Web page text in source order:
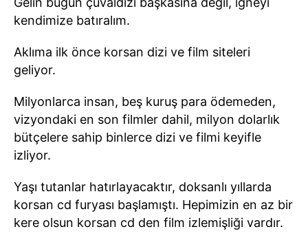
kendimize batıralım.
Aklıma ilk önce korsan dizi ve film siteleri
geliyor.
Milyonlarca insan, beş kuruş para ödemeden,
vizyondaki en son filmler dahil, milyon dolarlık
bütçelere sahip binlerce dizi ve filmi keyifle
izliyor.
Yaşı tutanlar hatırlayacaktır, doksanlı yıllarda
korsan cd furyası başlamıştı. Hepimizin en az bir
kere olsun korsan cd den film izlemişliği vardır.